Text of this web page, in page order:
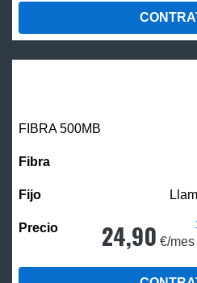
FIBRA500MB
24,90 €/mes